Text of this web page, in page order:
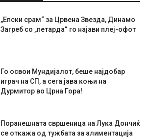
„Епски срам“ за Црвена Звезда, Динамо
Загреб со „петарда“ го најави плеј-офот
Го освои Мундијалот, беше најдобар
играч на СП, а сега јава коњи на
Дурмитор во Црна Гора!
Поранешната свршеница на Лука Дончиќ
се откажа од тужбата за алиментација